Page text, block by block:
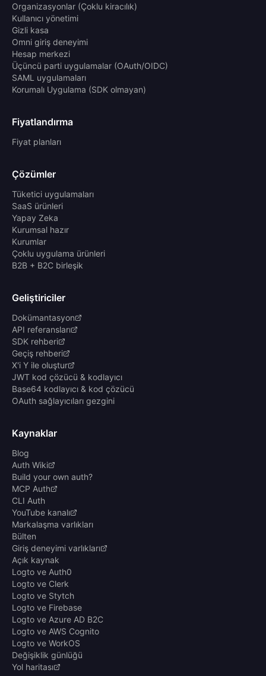
Organizasyonlar (Çoklu kiracılık)
Kullanıcı yönetimi
Gizli kasa
Omni giriş deneyimi
Hesap merkezi
Üçüncü parti uygulamalar (OAuth/OIDC)
SAML uygulamaları
Korumalı Uygulama (SDK olmayan)
Fiyatlandırma
Fiyat planları
Çözümler
Tüketici uygulamaları
SaaS ürünleri
Yapay Zeka
Kurumsal hazır
Kurumlar
Çoklu uygulama ürünleri
B2B + B2C birleşik
Geliştiriciler
Dokümantasyon
API referansları
SDK rehberi
Geçiş rehberi
X'i Y ile oluştur
JWT kod çözücü & kodlayıcı
Base64 kodlayıcı & kod çözücü
OAuth sağlayıcıları gezgini
Kaynaklar
Blog
Auth Wiki
Build your own auth?
MCP Auth
CLI Auth
YouTube kanalı
Markalaşma varlıkları
Bülten
Giriş deneyimi varlıkları
Açık kaynak
Logto ve Auth0
Logto ve Clerk
Logto ve Stytch
Logto ve Firebase
Logto ve Azure AD B2C
Logto ve AWS Cognito
Logto ve WorkOS
Değişiklik günlüğü
Yol haritası